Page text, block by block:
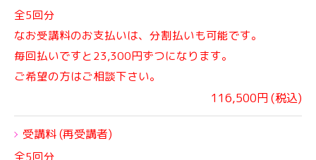
全5回分
なお受講料のお支払いは、分割払いも可能です。
毎回払いですと23,300円ずつになります。
ご希望の方はご相談下さい。
116,500円 (税込)
受講料 (再受講者)
全5回分